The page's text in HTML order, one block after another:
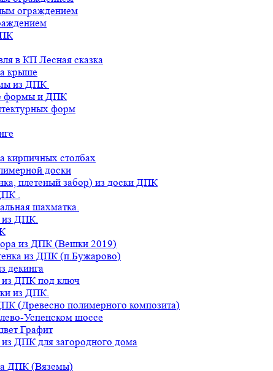
ограждением
в КП Лесная сказка
крыше
из ДПК
формы и ДПК
форм
кирпичных столбах
доски
плетеный забор) из доски ДПК
.
шахматка.
из ДПК.
из ДПК (Вешки 2019)
из ДПК (п.Бужарово)
декинга
из ДПК под ключ
из ДПК.
(Древесно полимерного композита)
Успенском шоссе
Графит
из ДПК для загородного дома
ДПК (Вяземы)